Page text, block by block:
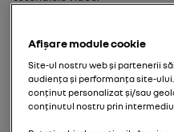
tutorialul video
model
Afișare module cookie
Site-ul nostru web și partenerii
audiența și performanța site-
conținut personalizat și/sau
conținutul nostru prin